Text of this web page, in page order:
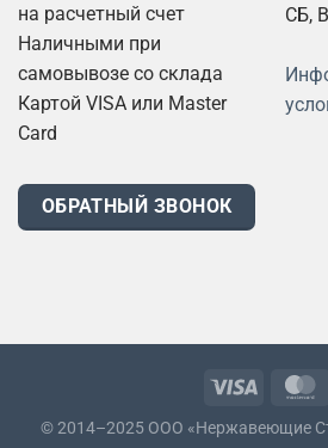
на расчетный счет
Наличными при
самовывозе со склада
Картой VISA или Master
Card
СБ,
ОБРАТНЫЙ ЗВОНОК
© 2014–2025 ООО «Нержавеющие